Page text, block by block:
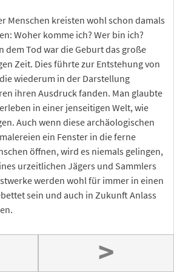
Menschen kreisten wohl schon damals
Woher komme ich? Wer bin ich?
dem Tod war die Geburt das große
Zeit. Dies führte zur Entstehung von
wiederum in der Darstellung
ihren Ausdruck fanden. Man glaubte
in einer jenseitigen Welt, wie
Auch wenn diese archäologischen
ein Fenster in die ferne
öffnen, wird es niemals gelingen,
urzeitlichen Jägers und Sammlers
werden wohl für immer in einen
sein und auch in Zukunft Anlass
>